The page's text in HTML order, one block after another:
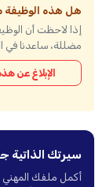
هل هذه
إذا لاحظت أن
مضللة، ساعدنا في
الإبلاغ عن
سيرتك
أكمل ملفك المهني